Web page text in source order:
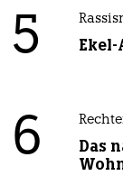
5
6
Das